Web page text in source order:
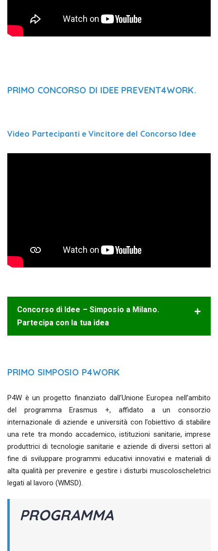
PRIMO CONCORSO DI IDEE PREVENT4WORK.
Video Partecipanti e Vincitore del Concorso Idee
Concorso di Idee – Simposio a Milano.
Partecipa con la tua idea
PRIMO SIMPOSIO P4WORK
P4W è un progetto finanziato dall’Unione Europea nell’ambito
del programma Erasmus +, affidato a un consorzio
internazionale di aziende e università con l’obiettivo di stabilire
una rete tra mondo accademico, istituzioni sanitarie, imprese
produttrici di tecnologie sanitarie e aziende di diversi settori al
fine di sviluppare programmi educativi innovativi e materiali di
alta qualità per prevenire e gestire i disturbi muscoloscheletrici
legati al lavoro (WMSD).
PROGRAMMA